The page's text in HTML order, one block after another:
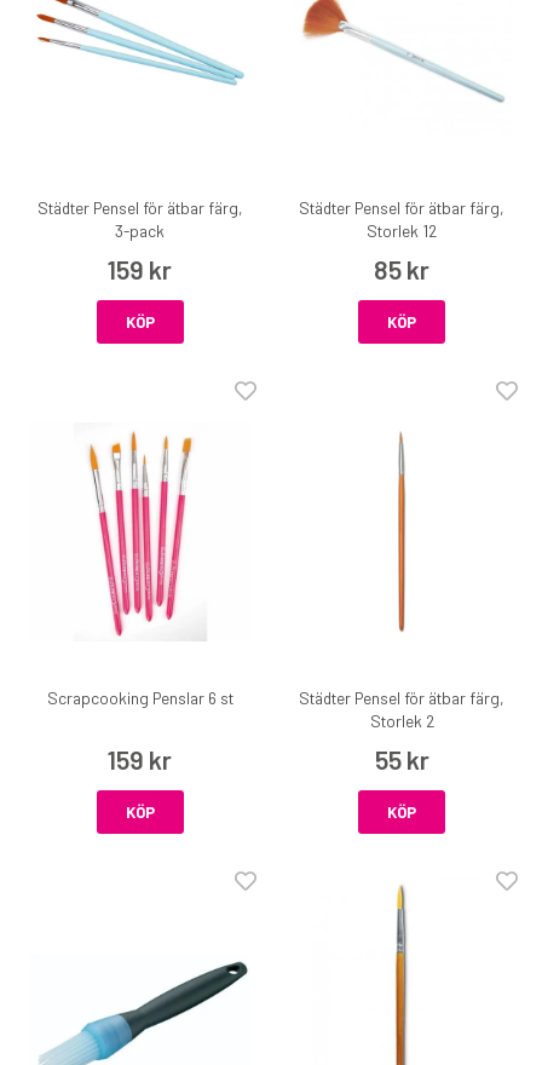
Städter Pensel för ätbar färg,
3-pack
159 kr
KÖP
Städter Pensel för ätbar färg,
Storlek 12
85 kr
KÖP
Scrapcooking Penslar 6 st
159 kr
KÖP
Städter Pensel för ätbar färg,
Storlek 2
55 kr
KÖP